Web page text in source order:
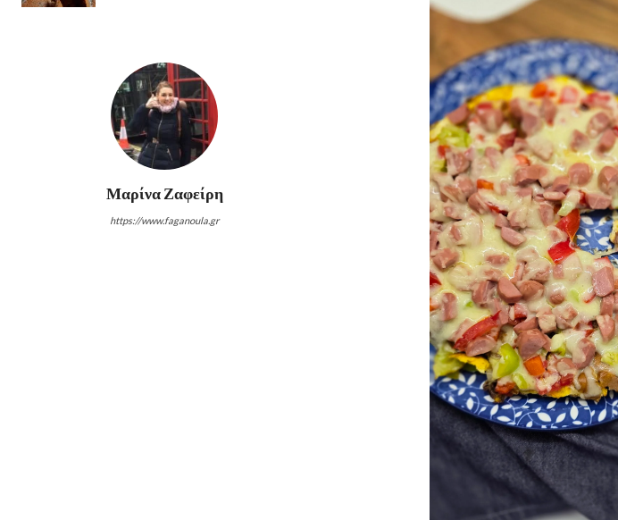
Μαρίνα Ζαφείρη
https://www.faganoula.gr